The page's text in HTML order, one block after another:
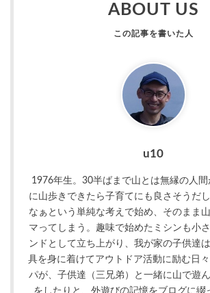
ABOUT US
u10
1976年生。30半ばまで山とは無縁の人
に山歩きできたら子育てにも良さそうだ
なぁという単純な考えで始め、そのまま
マってしまう。趣味で始めたミシンも小
ンドとして立ち上がり、我が家の子供達
具を身に着けてアウトドア活動に励む日
パが、子供達（三兄弟）と一緒に山で遊